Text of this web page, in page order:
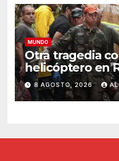
MUNDO
Otra tragedia
helicóptero en
Janeiro:
una abuela, su
en un vuelo
8 AGOSTO, 2026